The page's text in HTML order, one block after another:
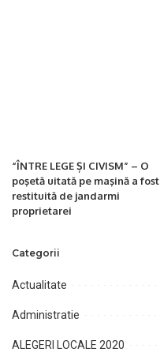
“ÎNTRE LEGE ȘI CIVISM” – O
poşetă uitată pe maşină a fost
restituită de jandarmi
proprietarei
Categorii
Actualitate
Administratie
ALEGERI LOCALE 2020